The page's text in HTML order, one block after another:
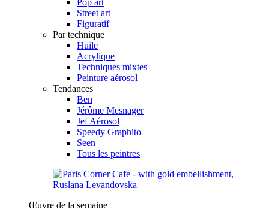
Street art
Figuratif
Par technique
Huile
Acrylique
Techniques mixtes
Peinture aérosol
Tendances
Ben
Jérôme Mesnager
Jef Aérosol
Speedy Graphito
Seen
Tous les peintres
Œuvre de la semaine